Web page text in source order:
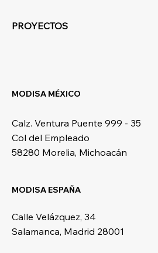
PROYECTOS
MODISA MÉXICO
Calz. Ventura Puente 999 - 35
Col del Empleado
58280 Morelia, Michoacán
MODISA ESPAÑA
Calle Velázquez, 34
Salamanca, Madrid 28001